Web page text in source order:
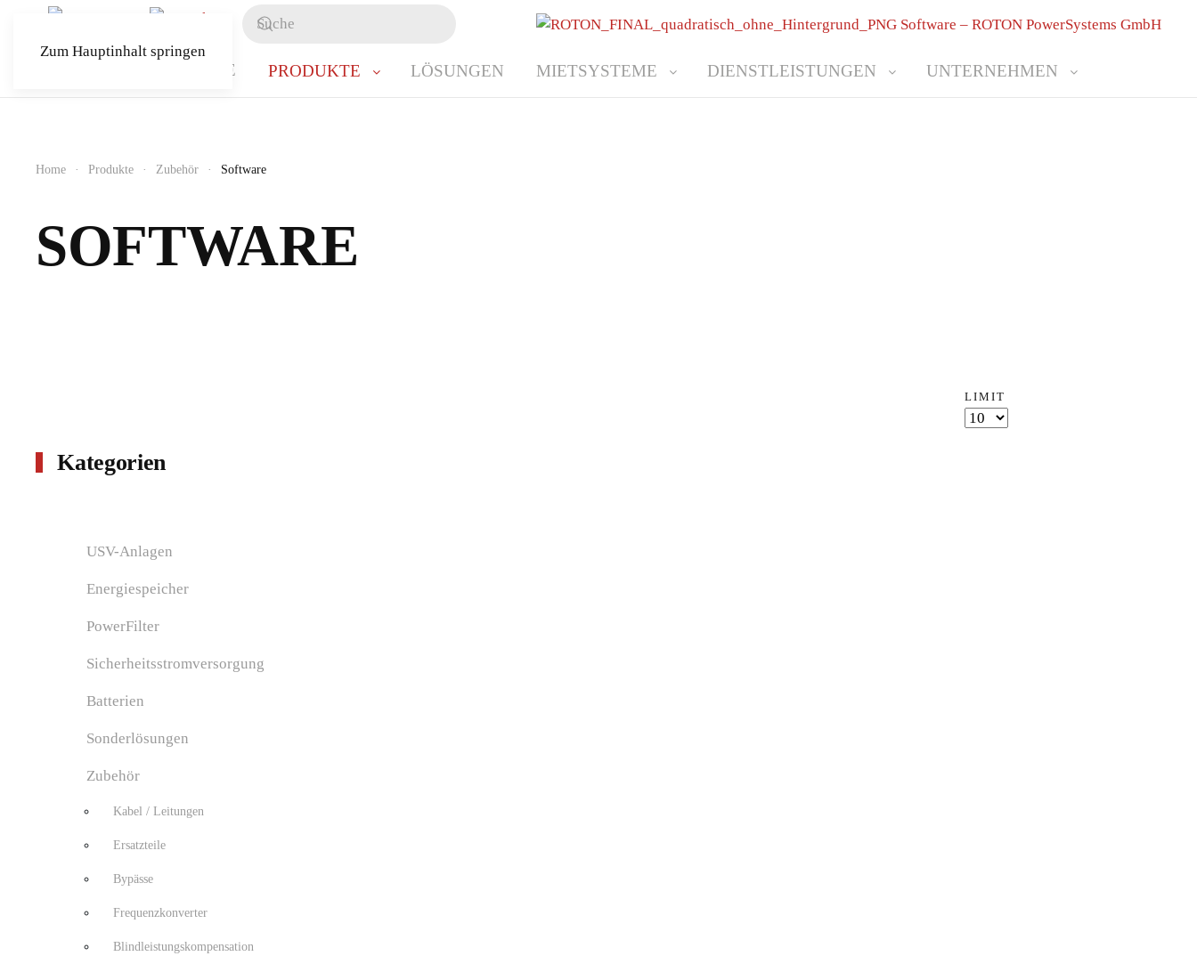
Zum Hauptinhalt springen
PRODUKTE LÖSUNGEN MIETSYSTEME DIENSTLEISTUNGEN UNTERNEHMEN
Home Produkte Zubehör Software
SOFTWARE
LIMIT
Kategorien
USV-Anlagen
Energiespeicher
PowerFilter
Sicherheitsstromversorgung
Batterien
Sonderlösungen
Zubehör
Kabel / Leitungen
Ersatzteile
Bypässe
Frequenzkonverter
Blindleistungskompensation